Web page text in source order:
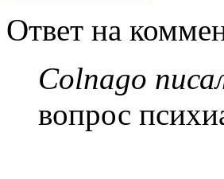
Ответ на
Colnago
вопрос